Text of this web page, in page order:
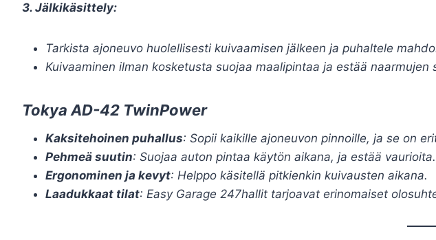
3. Jälkikäsittely:
Tarkista ajoneuvo huolellisesti kuivaamisen jälkeen ja puhaltele
Kuivaaminen ilman kosketusta suojaa maalipintaa ja estää naarmujen
Tokya AD-42 TwinPower
Kaksitehoinen puhallus: Sopii kaikille ajoneuvon pinnoille, ja se on
Pehmeä suutin: Suojaa auton pintaa käytön aikana, ja estää vaurioita.
Ergonominen ja kevyt: Helppo käsitellä pitkienkin kuivausten aikana.
Laadukkaat tilat: Easy Garage 247hallit tarjoavat erinomaiset